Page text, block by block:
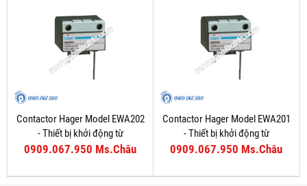
Contactor Hager Model EWA202
- Thiết bị khởi động từ
0909.067.950 Ms.Châu
Contactor Hager Model EWA201
- Thiết bị khởi động từ
0909.067.950 Ms.Châu